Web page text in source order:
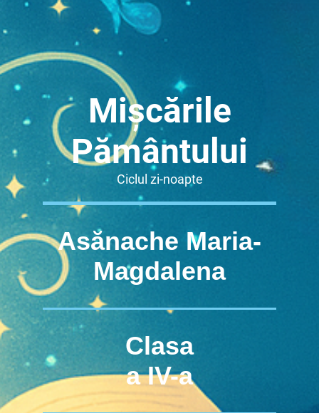
Mișcările
Pământului
Ciclul zi-noapte
Asănache Maria-
Magdalena
Clasa
a IV-a